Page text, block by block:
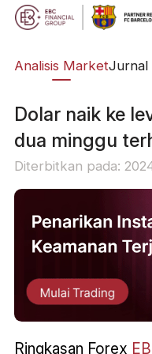
Analisis MarketJurnal
Dolar naik ke
dua minggu
Diterbitkan pada:
Ringkasan Forex